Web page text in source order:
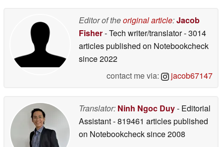
Editor of theoriginal article:Jacob
Fisher- Tech writer/translator- 3014
articles published on Notebookcheck
since 2022
contact me via:
jacob67147
Translator: Ninh Ngoc Duy- Editorial
Assistant- 819461 articles published
on Notebookchecksince 2008